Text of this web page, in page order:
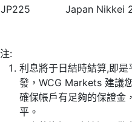
JP225
Japan Nikkei
注:
利息將于日結時結算,即
發，WCG Markets 建議
確保帳戶有足夠的保證金
平。